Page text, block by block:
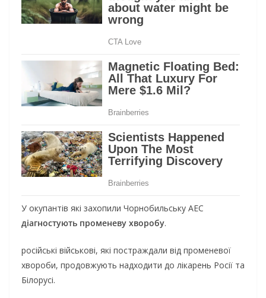
У окупантів які захопили Чорнобильську АЕС
дiaгностують промeнeву хворобу.
російські військові, які постраждали від променевої
хвороби, продовжують надходити до лікарень Росії та
Білорусі.